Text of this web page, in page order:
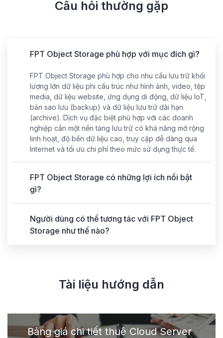
Storage
Support
Câu hỏi thường gặp
FPT Object Storage phù hợp với mục đích gì?
FPT Object Storage phù hợp cho nhu cầu lưu trữ khối
lượng lớn dữ liệu phi cấu trúc như hình ảnh, video, tệp
media, dữ liệu website, ứng dụng di động, dữ liệu IoT,
bản sao lưu (backup) và dữ liệu lưu trữ dài hạn
(archive). Dịch vụ đặc biệt phù hợp với các doanh
nghiệp cần một nền tảng lưu trữ có khả năng mở rộng
linh hoạt, độ bền dữ liệu cao, truy cập dễ dàng qua
Internet và tối ưu chi phí theo mức sử dụng thực tế.
FPT Object Storage có những lợi ích nổi bật
gì?
Người dùng có thể tương tác với FPT Object
Storage như thế nào?
Tài liệu hướng dẫn
Bảng giá chi tiết thuê Cloud Server